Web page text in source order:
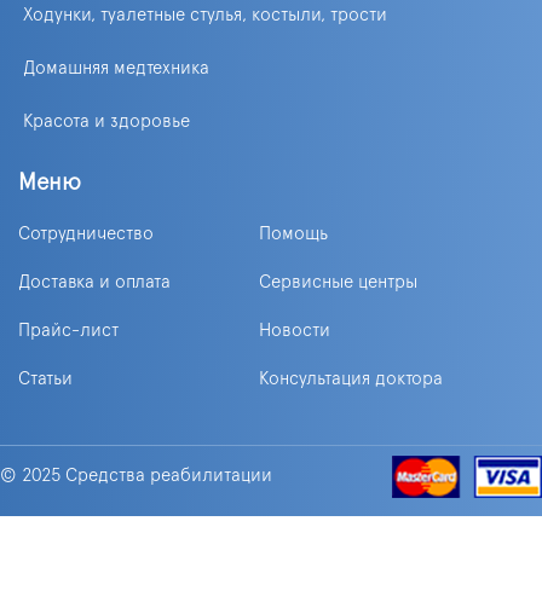
Ходунки, туалетные стулья, костыли, трости
Домашняя медтехника
Красота и здоровье
Меню
Сотрудничество Помощь
Доставка и оплата Сервисные центры
Прайс-лист Новости
Статьи Консультация доктора
© 2025 Средства реабилитации